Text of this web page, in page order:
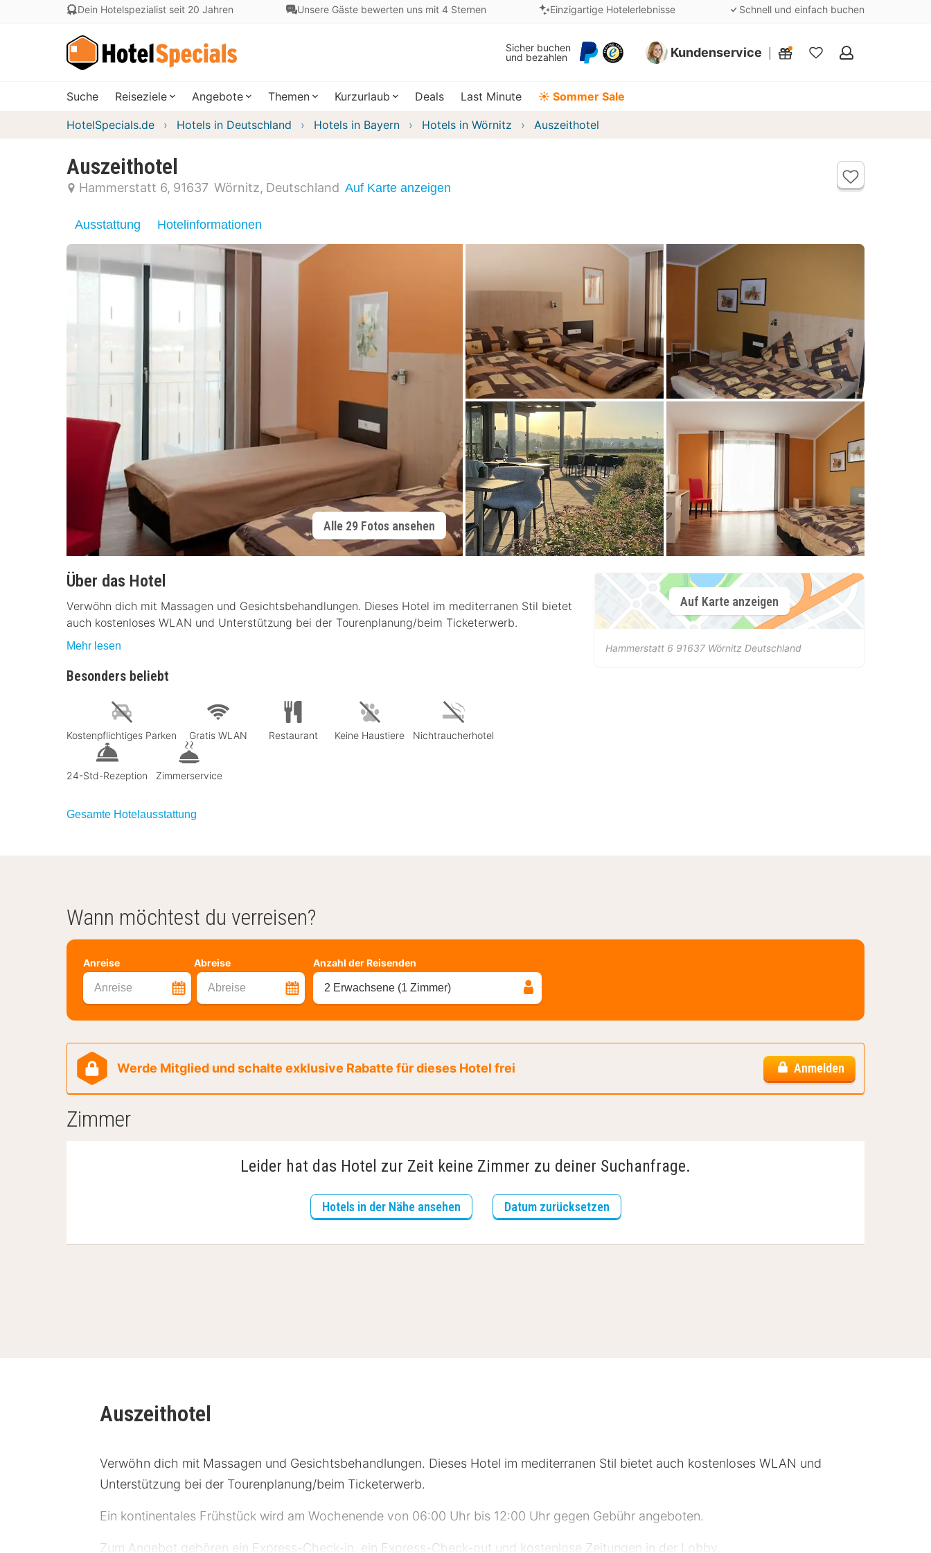
Dein Hotelspezialist seit 20 Jahren Unsere Gäste bewerten uns mit 4 Sternen Einzigartige Hotelerlebnisse Schnell und einfach buchen
Sicher buchen
und bezahlen
Kundenservice
Meine
Suche Reiseziele Angebote Themen Kurzurlaub Deals Last Minute ☀️ Sommer Sale
HotelSpecials.de Hotels in Deutschland Hotels in Bayern Hotels in Wörnitz Auszeithotel
Auszeithotel
Hammerstatt 6 91637 Wörnitz Deutschland Auf Karte anzeigen
Ausstattung Hotelinformationen
Alle 29 Fotos ansehen
Über das Hotel
Verwöhn dich mit Massagen und Gesichtsbehandlungen. Dieses Hotel im mediterranen Stil bietet
auch kostenloses WLAN und Unterstützung bei der Tourenplanung/beim Ticketerwerb.
Mehr lesen
Besonders beliebt
Kostenpflichtiges Parken Gratis WLAN Restaurant Keine Haustiere Nichtraucherhotel
24-Std-Rezeption Zimmerservice
Gesamte Hotelausstattung
Auf Karte anzeigen
Hammerstatt 6 91637 Wörnitz Deutschland
Wann möchtest du verreisen?
Anreise Abreise
Anreise Abreise
Anzahl der Reisenden
2 Erwachsene (1 Zimmer)
Werde Mitglied und schalte exklusive Rabatte für dieses Hotel frei Anmelden
Zimmer
Leider hat das Hotel zur Zeit keine Zimmer zu deiner Suchanfrage.
Hotels in der Nähe ansehen Datum zurücksetzen
Auszeithotel
Verwöhn dich mit Massagen und Gesichtsbehandlungen. Dieses Hotel im mediterranen Stil bietet auch kostenloses WLAN und
Unterstützung bei der Tourenplanung/beim Ticketerwerb.
Ein kontinentales Frühstück wird am Wochenende von 06:00 Uhr bis 12:00 Uhr gegen Gebühr angeboten.
Zum Angebot gehören ein Express-Check-in, ein Express-Check-out und kostenlose Zeitungen in der Lobby.